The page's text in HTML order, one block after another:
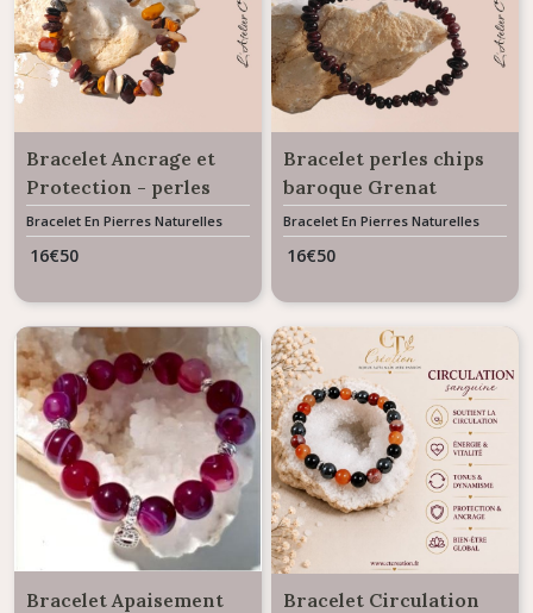
Bracelet Ancrage et
Protection - perles
chips baroque Jaspe
Mookaite
Bracelet En Pierres Naturelles
16€50
Bracelet perles chips
baroque Grenat
Bracelet En Pierres Naturelles
16€50
Bracelet Apaisement
Bracelet Circulation